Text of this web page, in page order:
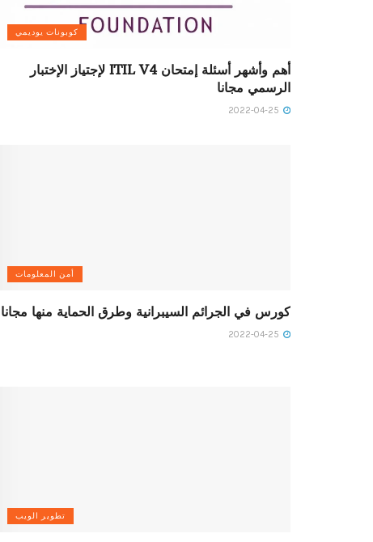
كوبونات يوديمي
أهم وأشهر أسئلة إمتحان ITIL V4 لإجتياز الإختبار
الرسمي مجانا
أمن المعلومات
كورس في الجرائم السيبرانية وطرق الحماية منها مجانا
تطوير الويب